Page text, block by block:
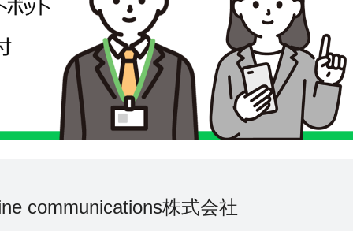
communications株式会社